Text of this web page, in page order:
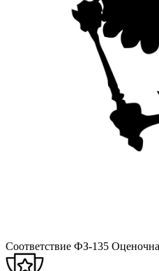
Соответствие ФЗ-135